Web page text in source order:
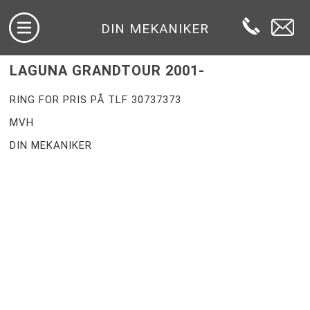
DIN MEKANIKER
LAGUNA GRANDTOUR 2001-
RING FOR PRIS PÅ TLF 30737373
MVH
DIN MEKANIKER